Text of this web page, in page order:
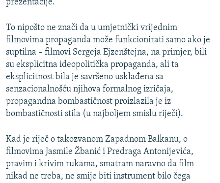
prezentacije.
To nipošto ne znači da u umjetnički vrijednim
filmovima propaganda može funkcionirati samo ako je
suptilna – filmovi Sergeja Ejzenštejna, na primjer, bili
su eksplicitna ideopolitička propaganda, ali ta
eksplicitnost bila je savršeno usklađena sa
senzacionalnošću njihova formalnog izričaja,
propagandna bombastičnost proizlazila je iz
bombastičnosti stila (u najboljem smislu riječi).
Kad je riječ o takozvanom Zapadnom Balkanu, o
filmovima Jasmile Žbanić i Predraga Antonijevića,
pravim i krivim rukama, smatram naravno da film
nikad ne treba, ne smije biti instrument bilo čega